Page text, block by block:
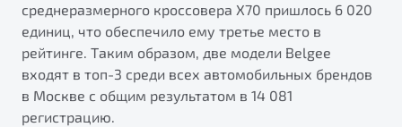
X70
Автомобили в наличии
Тест-драйв
Автокредит
Спецпредложения
Будьте еще более уверены на дорогах с программой
"Помощь на дорогах"
Преимущества программы
среднеразмерного кроссовера X70 пришлось 6 020
единиц, что обеспечило ему третье место в
рейтинге. Таким образом, две модели Belgee
входят в топ-3 среди всех автомобильных брендов
в Москве с общим результатом в 14 081
регистрацию.